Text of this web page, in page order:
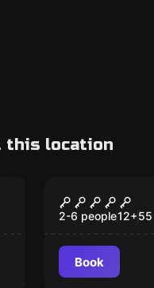
this location
Interactive
2-6 people12+55
Book